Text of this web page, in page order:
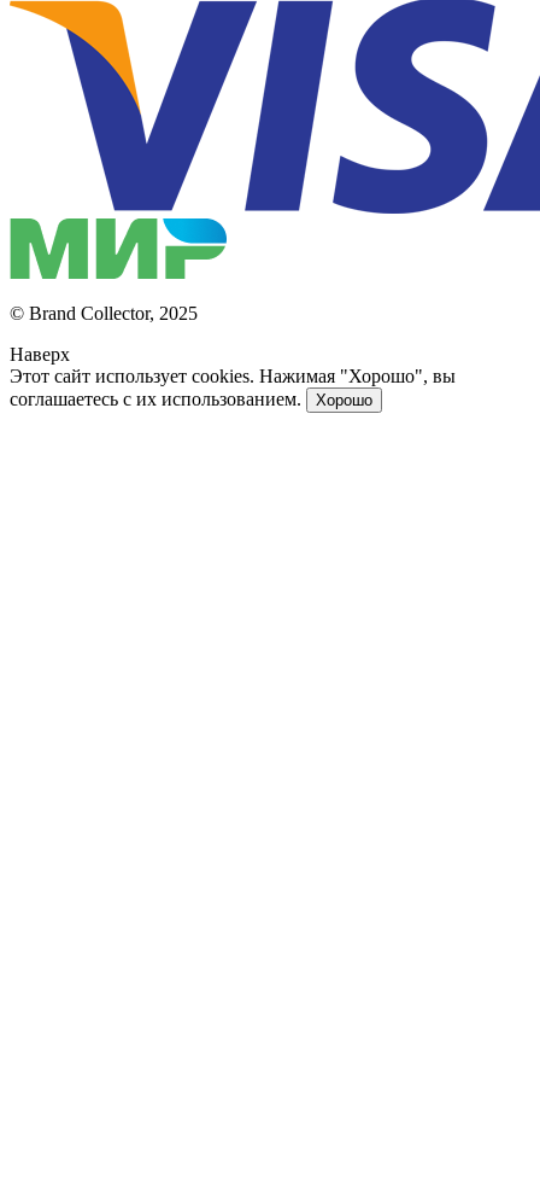
© Brand Collector, 2025
Наверх
Этот сайт использует cookies. Нажимая "Хорошо", вы
соглашаетесь с их использованием.
Хорошо